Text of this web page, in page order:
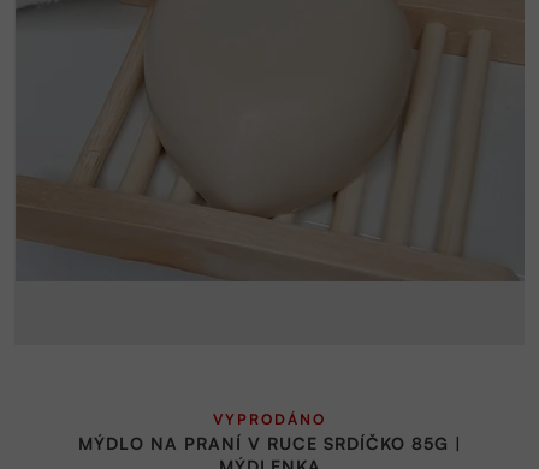
MÝDLO NA PRANÍ V RUCE SRDÍČKO 85G |
VYPRODÁNO